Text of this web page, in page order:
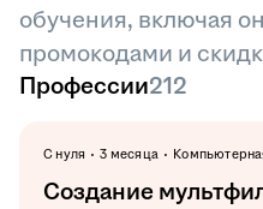
обучения, включая
промокодами и
Профессии212
С нуля 3 месяца
Создание